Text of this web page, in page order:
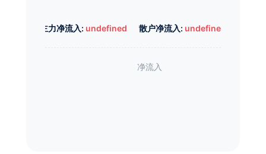
主力净流入: undefined 散户净流入: undefined